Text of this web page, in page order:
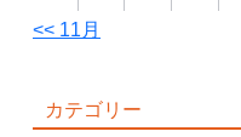
<< 11月
カテゴリー